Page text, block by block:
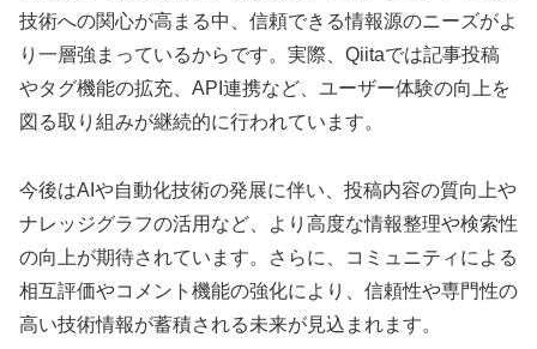
技術への関心が高まる中、信頼できる情報源のニーズがよ
り一層強まっているからです。実際、Qiitaでは記事投稿
やタグ機能の拡充、API連携など、ユーザー体験の向上を
図る取り組みが継続的に行われています。
今後はAIや自動化技術の発展に伴い、投稿内容の質向上や
ナレッジグラフの活用など、より高度な情報整理や検索性
の向上が期待されています。さらに、コミュニティによる
相互評価やコメント機能の強化により、信頼性や専門性の
高い技術情報が蓄積される未来が見込まれます。